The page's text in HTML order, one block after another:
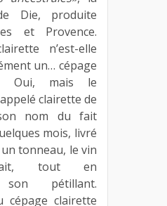
Die, produite
et Provence.
n’est-elle
un… cépage
Oui, mais le
clairette de
nom du fait
mois, livré
tonneau, le vin
tout en
son pétillant.
cépage clairette